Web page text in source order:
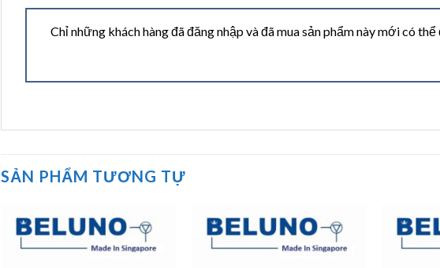
Chỉ những khách hàng đã đăng nhập và đã mua sản phẩm này mới có thể
SẢN PHẨM TƯƠNG TỰ